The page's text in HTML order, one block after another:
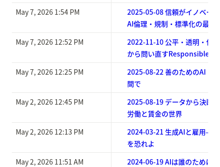
May 7, 2026 1:54 PM
2025-05-08 信頼がイノベー
AI倫理・規制・標準化の最前
May 7, 2026 12:52 PM
2022-11-10 公平・透明・信
から問い直すResponsible AI
May 7, 2026 12:25 PM
2025-08-22 善のためのAI：
間で
May 2, 2026 12:45 PM
2025-08-19 データから決断
労働と賃金の世界
May 2, 2026 12:13 PM
2024-03-21 生成AIと雇用――
を恐れよ
May 2, 2026 11:51 AM
2024-06-19 AIは誰のために